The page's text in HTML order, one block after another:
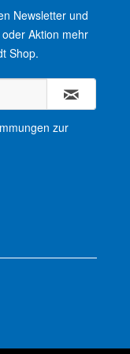
Newsletter und
Aktion mehr
Shop.
zur